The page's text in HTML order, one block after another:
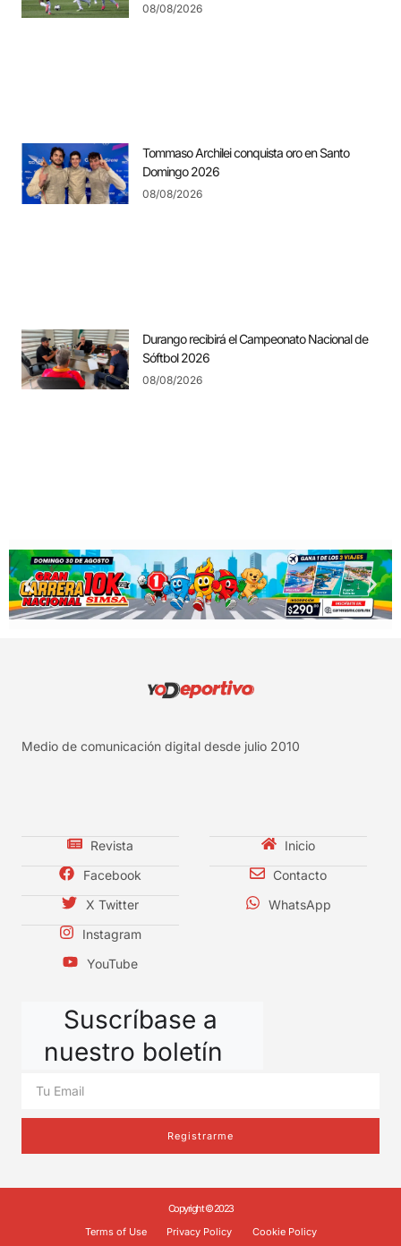
08/08/2026
Tommaso Archilei conquista oro en Santo
Domingo 2026
08/08/2026
Durango recibirá el Campeonato Nacional de
Sóftbol 2026
08/08/2026
Medio de comunicación digital desde julio 2010
Revista
Facebook
X Twitter
Instagram
YouTube
Inicio
Contacto
WhatsApp
Suscríbase a
nuestro boletín
Registrarme
Copyright © 2023
Terms of Use
Privacy Policy Cookie Policy